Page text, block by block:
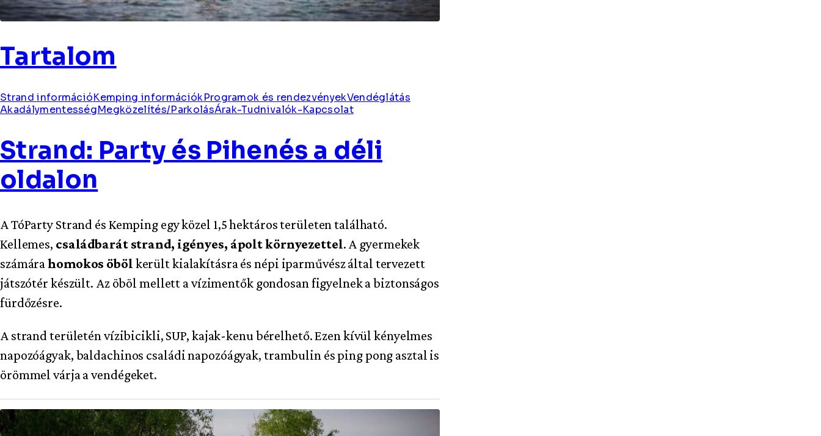
Tartalom
Strand információKemping információkProgramok és rendezvényekVendéglátás
AkadálymentességMegközelítés/ParkolásÁrak-Tudnivalók-Kapcsolat
Strand: Party és Pihenés a déli
oldalon
A TóParty Strand és Kemping egy közel 1,5 hektáros területen található.
Kellemes, családbarát strand, igényes, ápolt környezettel. A gyermekek
számárahomokos öböl került kialakításra és népi iparművész által tervezett
játszótér készült. Az öböl mellett a vízimentők gondosan figyelnek a biztonságos
fürdőzésre.
A strand területén vízibicikli, SUP, kajak-kenu bérelhető. Ezen kívül kényelmes
napozóágyak, baldachinos családi napozóágyak, trambulin és ping pong asztal is
örömmel várja a vendégeket.